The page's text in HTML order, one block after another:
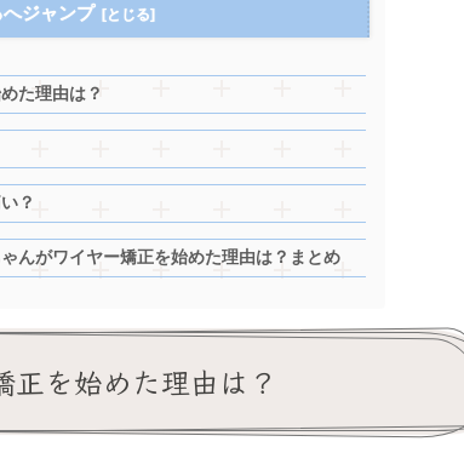
ジャンプ
た理由は？
？
んがワイヤー矯正を始めた理由は？まとめ
を始めた理由は？